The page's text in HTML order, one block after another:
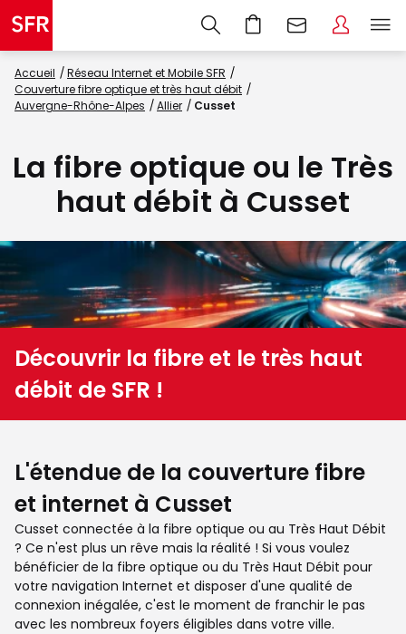
Accueil
Réseau Internet et Mobile SFR
Couverture fibre optique et très haut débit
Auvergne-Rhône-Alpes
Allier Cusset
La fibre optique ou le Très
haut débit à Cusset
Découvrir la fibre et le très haut
débit de SFR !
L'étendue de la couverture fibre
et internet à Cusset
Cusset connectée à la fibre optique ou au Très Haut Débit
? Ce n'est plus un rêve mais la réalité ! Si vous voulez
bénéficier de la fibre optique ou du Très Haut Débit pour
votre navigation Internet et disposer d'une qualité de
connexion inégalée, c'est le moment de franchir le pas
avec les nombreux foyers éligibles dans votre ville.